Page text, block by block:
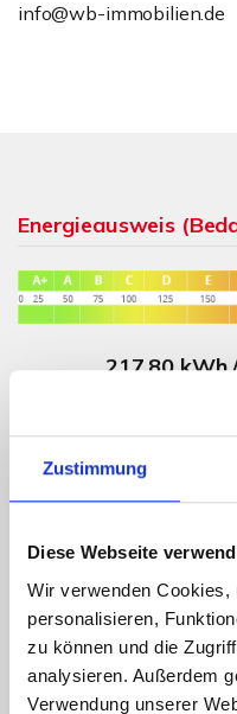
Zustimmung
Diese Webseite
Wir verwenden Cookies,
personalisieren,
zu können und die
analysieren. Außerdem
Verwendung unserer
info@wb-immobilien.de
Energieausweis
217,80 kWh
Weitere
Energieausweis gültig bis
Energieausweis Werteklasse
Energieausweis Baujahr